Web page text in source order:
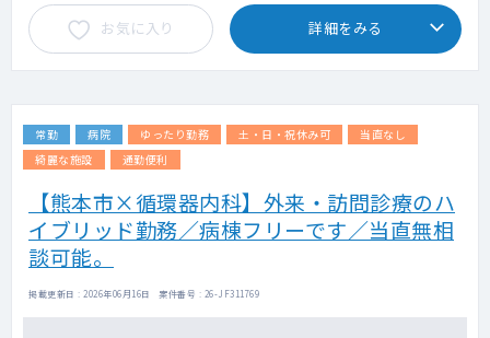
お気に入り 詳細をみる
常勤 病院 ゆったり勤務 土・日・祝休み可
当直なし
綺麗な施設
通勤便利
【熊本市×循環器内科】外来・訪問診療のハ
イブリッド勤務／病棟フリーです／当直無相
談可能。
掲載更新日 : 2026年06月16日 案件番号 : 26-JF311769